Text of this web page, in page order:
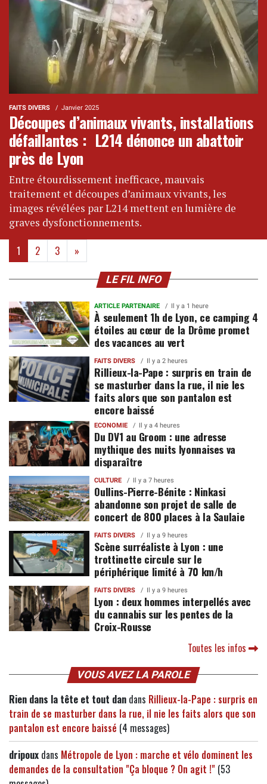
FAITS DIVERS Janvier 2025
Découpes d’animaux vivants, installations
défaillantes : L214 dénonce un abattoir
près de Lyon
Entre étourdissement inefficace, mauvais
traitement et découpes d’animaux vivants, les
images révélées par L214 mettent en lumière de
graves dysfonctionnements.
1 (current)
2 3 »
LE FIL INFO
ARTICLE PARTENAIRE Il y a 1 heure
À seulement 1h de Lyon, ce camping 4
étoiles au cœur de la Drôme promet
des vacances au vert
FAITS DIVERS Il y a 2 heures
Rillieux-la-Pape : surpris en train de
se masturber dans la rue, il nie les
faits alors que son pantalon est
encore baissé
ECONOMIE Il y a 4 heures
Du DV1 au Groom : une adresse
mythique des nuits lyonnaises va
disparaître
CULTURE Il y a 7 heures
Oullins-Pierre-Bénite : Ninkasi
abandonne son projet de salle de
concert de 800 places à la Saulaie
FAITS DIVERS Il y a 9 heures
Scène surréaliste à Lyon : une
trottinette circule sur le
périphérique limité à 70 km/h
FAITS DIVERS Il y a 9 heures
Lyon : deux hommes interpellés avec
du cannabis sur les pentes de la
Croix-Rousse
Toutes les infos
VOUS AVEZ LA PAROLE
Rien dans la tête et tout dan dans Rillieux-la-Pape : surpris en
train de se masturber dans la rue, il nie les faits alors que son
pantalon est encore baissé (4 messages)
dripoux dans Métropole de Lyon : marche et vélo dominent les
demandes de la consultation "Ça bloque ? On agit !" (53